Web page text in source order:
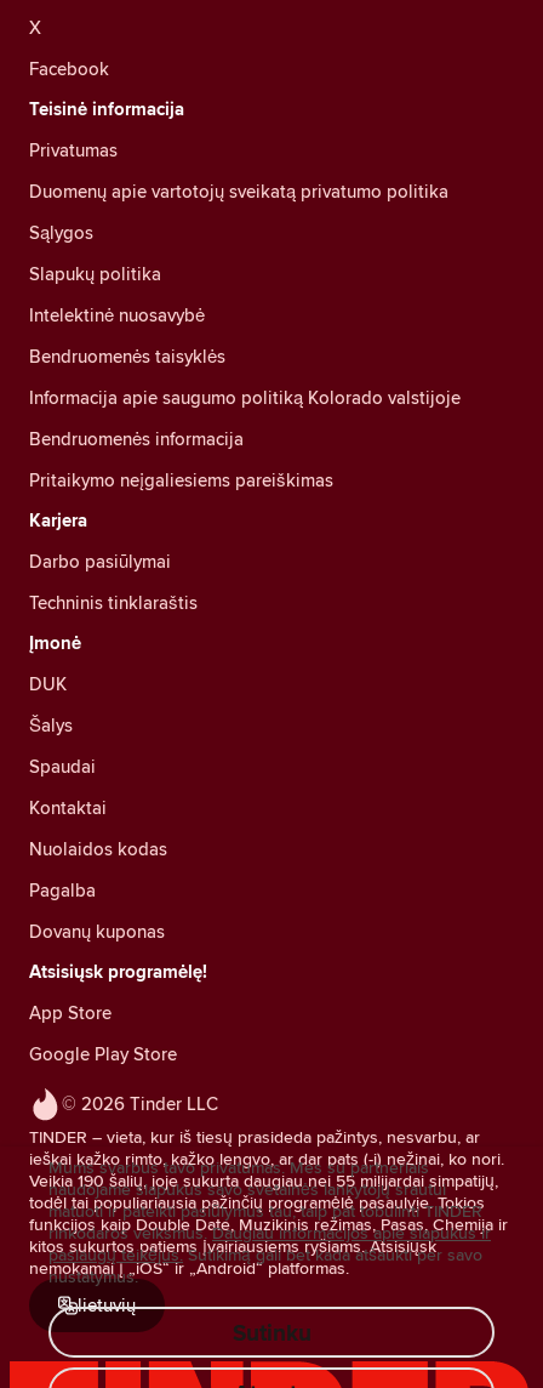
© 2026 Tinder LLC
TINDER – vieta, kur iš tiesų prasideda pažintys, nesvarbu, ar
ieškai kažko rimto, kažko lengvo, ar dar pats (-i) nežinai, ko nori.
Veikia 190 šalių, joje sukurta daugiau nei 55 milijardai simpatijų,
todėl tai populiariausia pažinčių programėlė pasaulyje. Tokios
funkcijos kaip Double Date, Muzikinis režimas, Pasas, Chemija ir
kitos sukurtos patiems įvairiausiems ryšiams. Atsisiųsk
nemokamai į „iOS“ ir „Android“ platformas.
lietuvių
X
Facebook
Teisinė informacija
Privatumas
Duomenų apie vartotojų sveikatą privatumo politika
Sąlygos
Slapukų politika
Intelektinė nuosavybė
Bendruomenės taisyklės
Informacija apie saugumo politiką Kolorado valstijoje
Bendruomenės informacija
Pritaikymo neįgaliesiems pareiškimas
Karjera
Darbo pasiūlymai
Techninis tinklaraštis
Įmonė
DUK
Šalys
Spaudai
Kontaktai
Nuolaidos kodas
Pagalba
Dovanų kuponas
Atsisiųsk programėlę!
App Store
Google Play Store
Mums svarbus tavo privatumas. Mes su partneriais
naudojame slapukus savo svetainės lankytojų srautui
matuoti ir pateikti pasiūlymus tau, taip pat tobulinti TINDER
rinkodaros veiksmus. Daugiau informacijos apie slapukus ir
paslaugų teikėjus. Sutikimą gali bet kada atšaukti per savo
nustatymus.
Sutinku